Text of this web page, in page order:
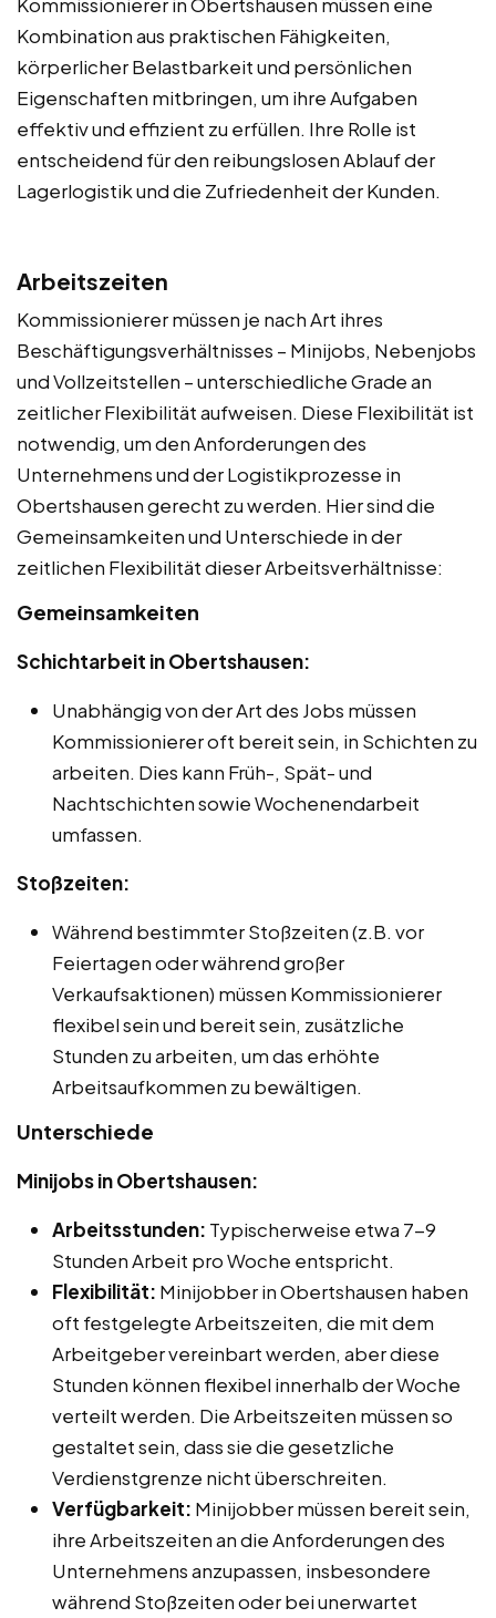
Kombination aus praktischen Fähigkeiten,
körperlicher Belastbarkeit und persönlichen
Eigenschaften mitbringen, um ihre Aufgaben
effektiv und effizient zu erfüllen. Ihre Rolle ist
entscheidend für den reibungslosen Ablauf der
Lagerlogistik und die Zufriedenheit der Kunden.
Arbeitszeiten
Kommissionierer müssen je nach Art ihres
Beschäftigungsverhältnisses – Minijobs, Nebenjobs
und Vollzeitstellen – unterschiedliche Grade an
zeitlicher Flexibilität aufweisen. Diese Flexibilität ist
notwendig, um den Anforderungen des
Unternehmens und der Logistikprozesse in
Obertshausen gerecht zu werden. Hier sind die
Gemeinsamkeiten und Unterschiede in der
zeitlichen Flexibilität dieser Arbeitsverhältnisse:
Gemeinsamkeiten
Schichtarbeit in Obertshausen:
Unabhängig von der Art des Jobs müssen
Kommissionierer oft bereit sein, in Schichten zu
arbeiten. Dies kann Früh-, Spät- und
Nachtschichten sowie Wochenendarbeit
umfassen.
Stoßzeiten:
Während bestimmter Stoßzeiten (z.B. vor
Feiertagen oder während großer
Verkaufsaktionen) müssen Kommissionierer
flexibel sein und bereit sein, zusätzliche
Stunden zu arbeiten, um das erhöhte
Arbeitsaufkommen zu bewältigen.
Unterschiede
Minijobs in Obertshausen:
Arbeitsstunden: Typischerweise etwa 7-9
Stunden Arbeit pro Woche entspricht.
Flexibilität: Minijobber in Obertshausen haben
oft festgelegte Arbeitszeiten, die mit dem
Arbeitgeber vereinbart werden, aber diese
Stunden können flexibel innerhalb der Woche
verteilt werden. Die Arbeitszeiten müssen so
gestaltet sein, dass sie die gesetzliche
Verdienstgrenze nicht überschreiten.
Verfügbarkeit: Minijobber müssen bereit sein,
ihre Arbeitszeiten an die Anforderungen des
Unternehmens anzupassen, insbesondere
während Stoßzeiten oder bei unerwartet